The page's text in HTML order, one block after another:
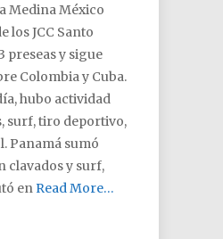
Medina México
los JCC Santo
preseas y sigue
Colombia y Cuba.
hubo actividad
surf, tiro deportivo,
Panamá sumó
clavados y surf,
en Read More…